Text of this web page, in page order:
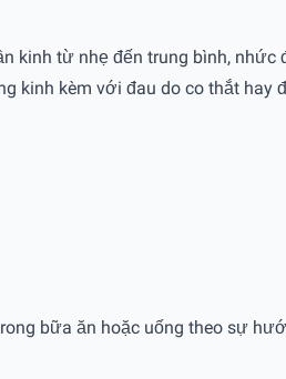
từ nhẹ đến trung bình,
kinh kèm với đau do co thắt hay
bữa ăn hoặc uống theo sự